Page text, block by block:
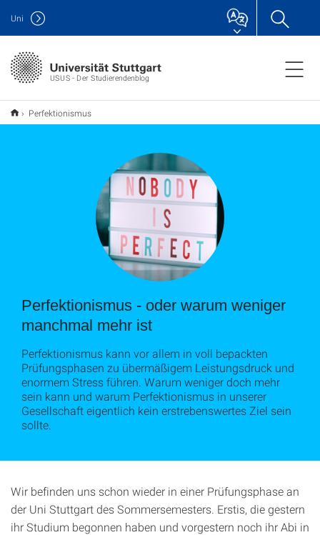
USUS - Der Studierendenblog
Uni
Perfektionismus
Perfektionismus - oder warum weniger
manchmal mehr ist
Perfektionismus kann vor allem in voll bepackten
Prüfungsphasen zu übermäßigem Leistungsdruck und
enormem Stress führen. Warum weniger doch mehr
sein kann und warum Perfektionismus in unserer
Gesellschaft eigentlich kein erstrebenswertes Ziel sein
sollte.
Wir befinden uns schon wieder in einer Prüfungsphase an
der Uni Stuttgart des Sommersemesters. Erstis, die gestern
ihr Studium begonnen haben und vorgestern noch ihr Abi in